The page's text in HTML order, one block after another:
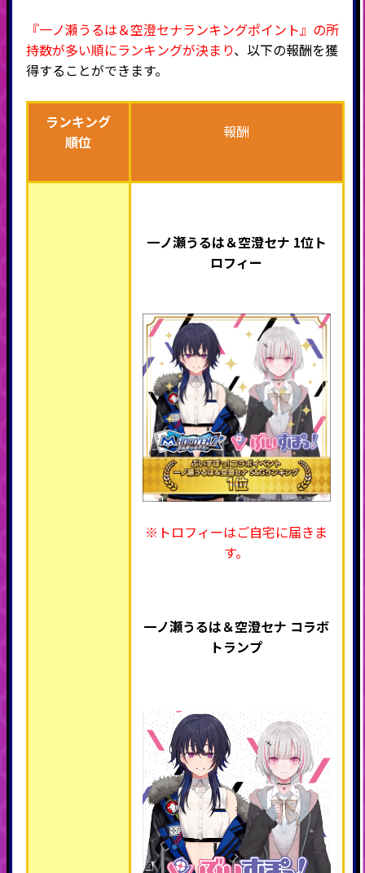
『一ノ瀬うるは＆空澄セナランキングポイント』の所
持数が多い順にランキングが決まり、以下の報酬を獲
得することができます。
ランキング
順位
報酬
一ノ瀬うるは＆空澄セナ 1位ト
ロフィー
※トロフィーはご自宅に届きま
す。
一ノ瀬うるは＆空澄セナ コラボ
トランプ